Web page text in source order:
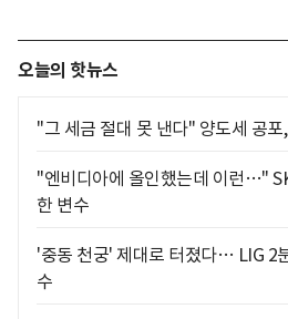
오늘의 핫뉴스
"그 세금 절대 못 낸다" 양도세 공
"엔비디아에 올인했는데 이런…"
한 변수
'중동 천궁' 제대로 터졌다… LIG 2
수